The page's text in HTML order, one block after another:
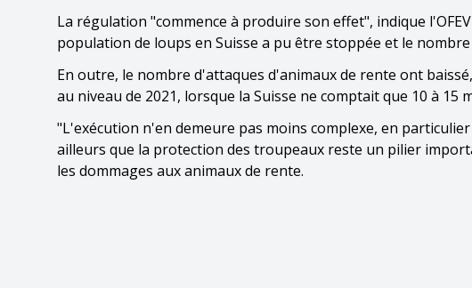
La régulation "commence à produire son effet", indique
population de loups en Suisse a pu être stoppée et le
En outre, le nombre d'attaques d'animaux de rente ont
au niveau de 2021, lorsque la Suisse ne comptait que 10 à 15
"L'exécution n'en demeure pas moins complexe, en
ailleurs que la protection des troupeaux reste un pilier
les dommages aux animaux de rente.